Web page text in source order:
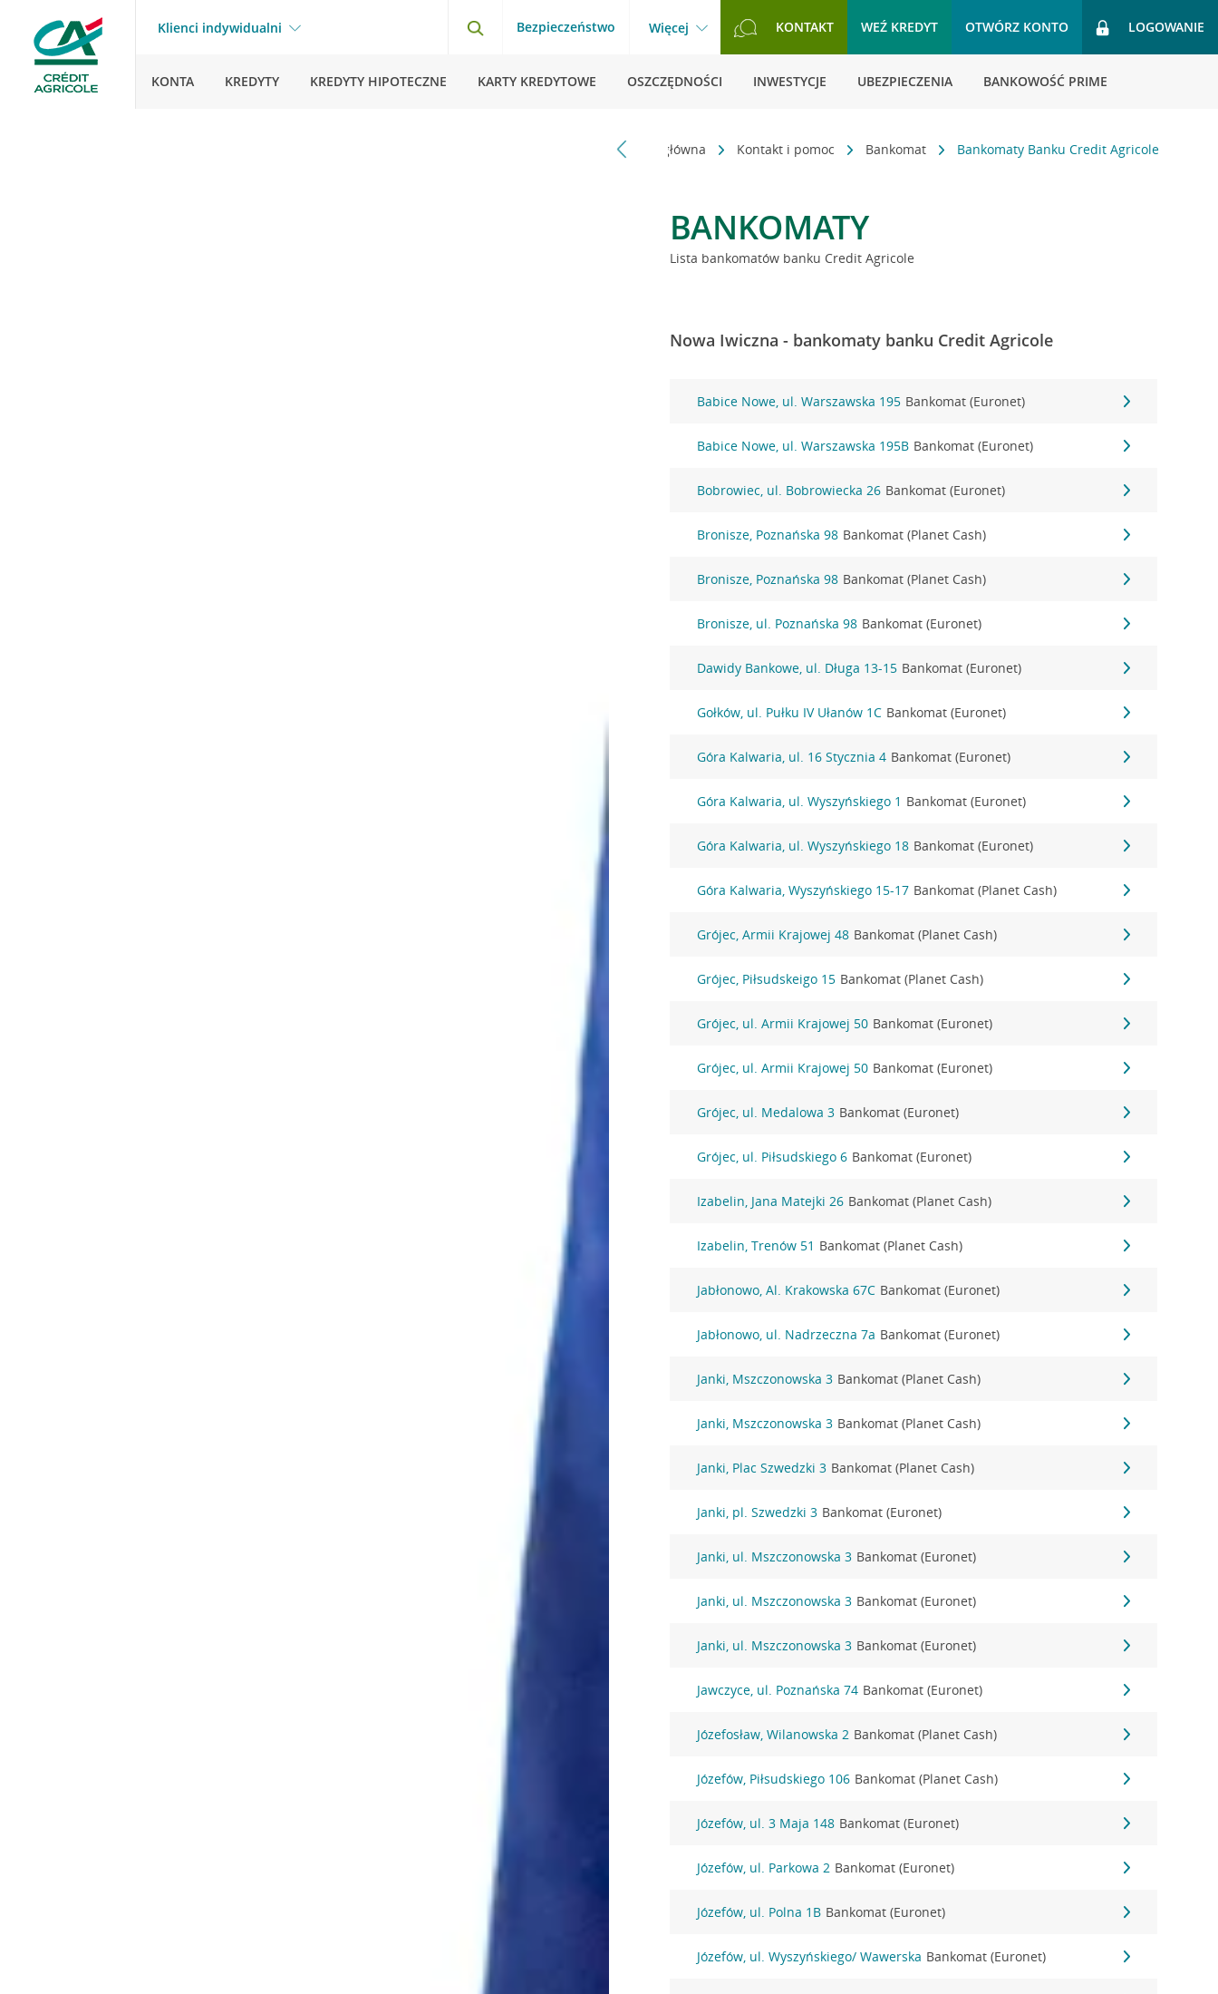
Klienci indywidualni Bezpieczeństwo Więcej KONTAKT WEŹ KREDYT OTWÓRZ KONTO LOGOWANIE
KONTA KREDYTY KREDYTY HIPOTECZNE KARTY KREDYTOWE OSZCZĘDNOŚCI INWESTYCJE UBEZPIECZENIA BANKOWOŚĆ PRIME
Strona główna Kontakt i pomoc Bankomat Bankomaty Banku Credit Agricole
BANKOMATY
Lista bankomatów banku Credit Agricole
Nowa Iwiczna - bankomaty banku Credit Agricole
Babice Nowe, ul. Warszawska 195 Bankomat (Euronet)
Babice Nowe, ul. Warszawska 195B Bankomat (Euronet)
Bobrowiec, ul. Bobrowiecka 26 Bankomat (Euronet)
Bronisze, Poznańska 98 Bankomat (Planet Cash)
Bronisze, Poznańska 98 Bankomat (Planet Cash)
Bronisze, ul. Poznańska 98 Bankomat (Euronet)
Dawidy Bankowe, ul. Długa 13-15 Bankomat (Euronet)
Gołków, ul. Pułku IV Ułanów 1C Bankomat (Euronet)
Góra Kalwaria, ul. 16 Stycznia 4 Bankomat (Euronet)
Góra Kalwaria, ul. Wyszyńskiego 1 Bankomat (Euronet)
Góra Kalwaria, ul. Wyszyńskiego 18 Bankomat (Euronet)
Góra Kalwaria, Wyszyńskiego 15-17 Bankomat (Planet Cash)
Grójec, Armii Krajowej 48 Bankomat (Planet Cash)
Grójec, Piłsudskeigo 15 Bankomat (Planet Cash)
Grójec, ul. Armii Krajowej 50 Bankomat (Euronet)
Grójec, ul. Armii Krajowej 50 Bankomat (Euronet)
Grójec, ul. Medalowa 3 Bankomat (Euronet)
Grójec, ul. Piłsudskiego 6 Bankomat (Euronet)
Izabelin, Jana Matejki 26 Bankomat (Planet Cash)
Izabelin, Trenów 51 Bankomat (Planet Cash)
Jabłonowo, Al. Krakowska 67C Bankomat (Euronet)
Jabłonowo, ul. Nadrzeczna 7a Bankomat (Euronet)
Janki, Mszczonowska 3 Bankomat (Planet Cash)
Janki, Mszczonowska 3 Bankomat (Planet Cash)
Janki, Plac Szwedzki 3 Bankomat (Planet Cash)
Janki, pl. Szwedzki 3 Bankomat (Euronet)
Janki, ul. Mszczonowska 3 Bankomat (Euronet)
Janki, ul. Mszczonowska 3 Bankomat (Euronet)
Janki, ul. Mszczonowska 3 Bankomat (Euronet)
Jawczyce, ul. Poznańska 74 Bankomat (Euronet)
Józefosław, Wilanowska 2 Bankomat (Planet Cash)
Józefów, Piłsudskiego 106 Bankomat (Planet Cash)
Józefów, ul. 3 Maja 148 Bankomat (Euronet)
Józefów, ul. Parkowa 2 Bankomat (Euronet)
Józefów, ul. Polna 1B Bankomat (Euronet)
Józefów, ul. Wyszyńskiego/ Wawerska Bankomat (Euronet)